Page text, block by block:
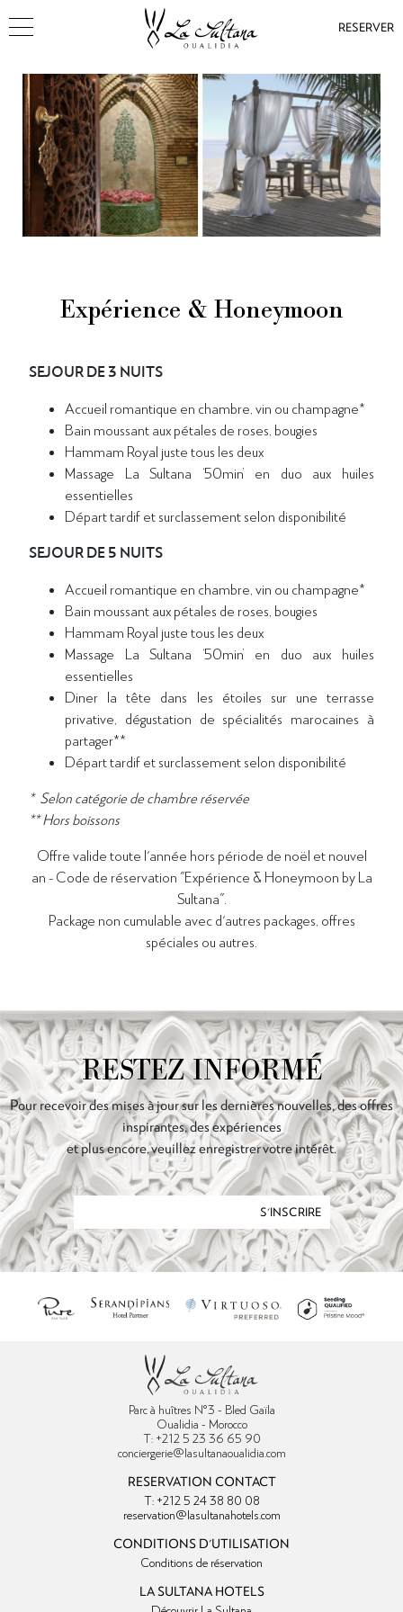
RESERVER
Expérience & Honeymoon
SEJOUR DE 3 NUITS
Accueil romantique en chambre, vin ou champagne*
Bain moussant aux pétales de roses, bougies
Hammam Royal juste tous les deux
Massage La Sultana ‘50min’ en duo aux huiles
essentielles
Départ tardif et surclassement selon disponibilité
SEJOUR DE 5 NUITS
Accueil romantique en chambre, vin ou champagne*
Bain moussant aux pétales de roses, bougies
Hammam Royal juste tous les deux
Massage La Sultana ‘50min’ en duo aux huiles
essentielles
Diner la tête dans les étoiles sur une terrasse
privative, dégustation de spécialités marocaines à
partager**
Départ tardif et surclassement selon disponibilité
* Selon catégorie de chambre réservée
** Hors boissons
Offre valide toute l'année hors période de noël et nouvel
an - Code de réservation "Expérience & Honeymoon by La
Sultana".
Package non cumulable avec d'autres packages, offres
spéciales ou autres.
RESTEZ INFORMÉ
Pour recevoir des mises à jour sur les dernières nouvelles, des offres
inspirantes, des expériences
et plus encore, veuillez enregistrer votre intérêt.
S'INSCRIRE
Parc à huîtres N°3 - Bled Gaïla
Oualidia - Morocco
T: +212 5 23 36 65 90
conciergerie@lasultanaoualidia.com
RESERVATION CONTACT
T: +212 5 24 38 80 08
reservation@lasultanahotels.com
CONDITIONS D'UTILISATION
Conditions de réservation
LA SULTANA HOTELS